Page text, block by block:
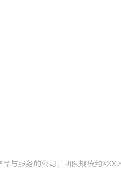
平均处置时间降低XXX%，有效
察力与清晰的处置逻辑，作
急响应效率提升XXX%，保障
国内外主流安全标准，成功主
。
岗湾培训中心
构建了网络安全知识体系。将
与服务的公司，团队规模约